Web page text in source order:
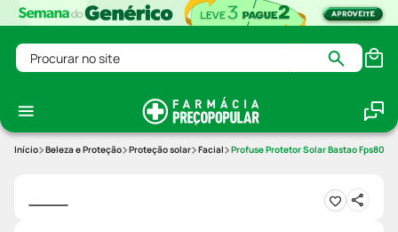
Procurar no site
Beleza e Proteção Proteção solar Facial Profuse Protetor Solar Bastao Fps80